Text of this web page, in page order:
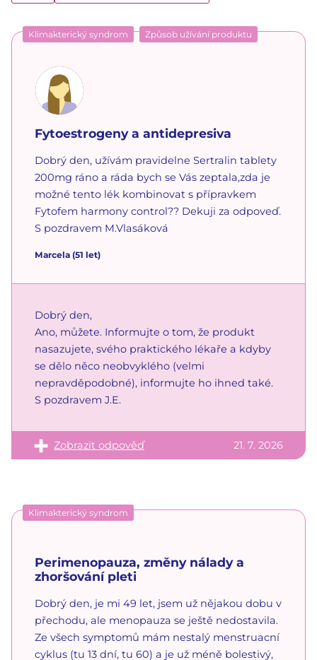
Klimakterický syndrom Způsob užívání produktu
Fytoestrogeny a antidepresiva
Dobrý den, užívám pravidelne Sertralin tablety
200mg ráno a ráda bych se Vás zeptala,zda je
možné tento lék kombinovat s přípravkem
Fytofem harmony control?? Dekuji za odpoveď.
S pozdravem M.Vlasáková
Marcela (51 let)
Dobrý den,
Ano, můžete. Informujte o tom, že produkt
nasazujete, svého praktického lékaře a kdyby
se dělo něco neobvyklého (velmi
nepravděpodobné), informujte ho ihned také.
S pozdravem J.E.
Zobrazit odpověď 21. 7. 2026
Klimakterický syndrom
Perimenopauza, změny nálady a
zhoršování pleti
Dobrý den, je mi 49 let, jsem už nějakou dobu v
přechodu, ale menopauza se ještě nedostavila.
Ze všech symptomů mám nestalý menstruacní
cyklus (tu 13 dní, tu 60) a je už méně bolestivý,